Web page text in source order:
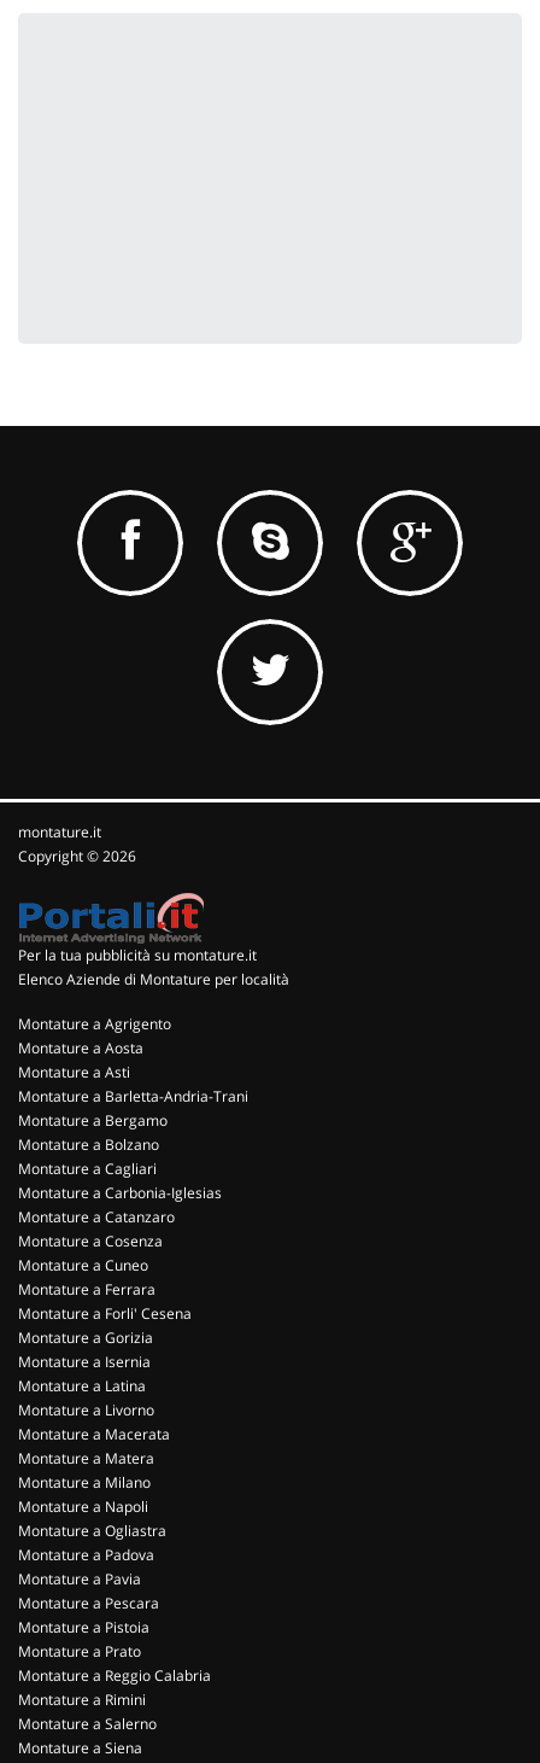
montature.it
Copyright © 2026
Per la tua pubblicità su montature.it
Elenco Aziende di Montature per località
Montature a Agrigento
Montature a Aosta
Montature a Asti
Montature a Barletta-Andria-Trani
Montature a Bergamo
Montature a Bolzano
Montature a Cagliari
Montature a Carbonia-Iglesias
Montature a Catanzaro
Montature a Cosenza
Montature a Cuneo
Montature a Ferrara
Montature a Forli' Cesena
Montature a Gorizia
Montature a Isernia
Montature a Latina
Montature a Livorno
Montature a Macerata
Montature a Matera
Montature a Milano
Montature a Napoli
Montature a Ogliastra
Montature a Padova
Montature a Pavia
Montature a Pescara
Montature a Pistoia
Montature a Prato
Montature a Reggio Calabria
Montature a Rimini
Montature a Salerno
Montature a Siena